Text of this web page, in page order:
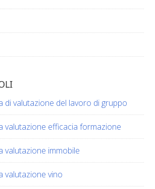
di valutazione del lavoro di gruppo​​
valutazione efficacia formazione​​
valutazione immobile​​
valutazione vino​​​